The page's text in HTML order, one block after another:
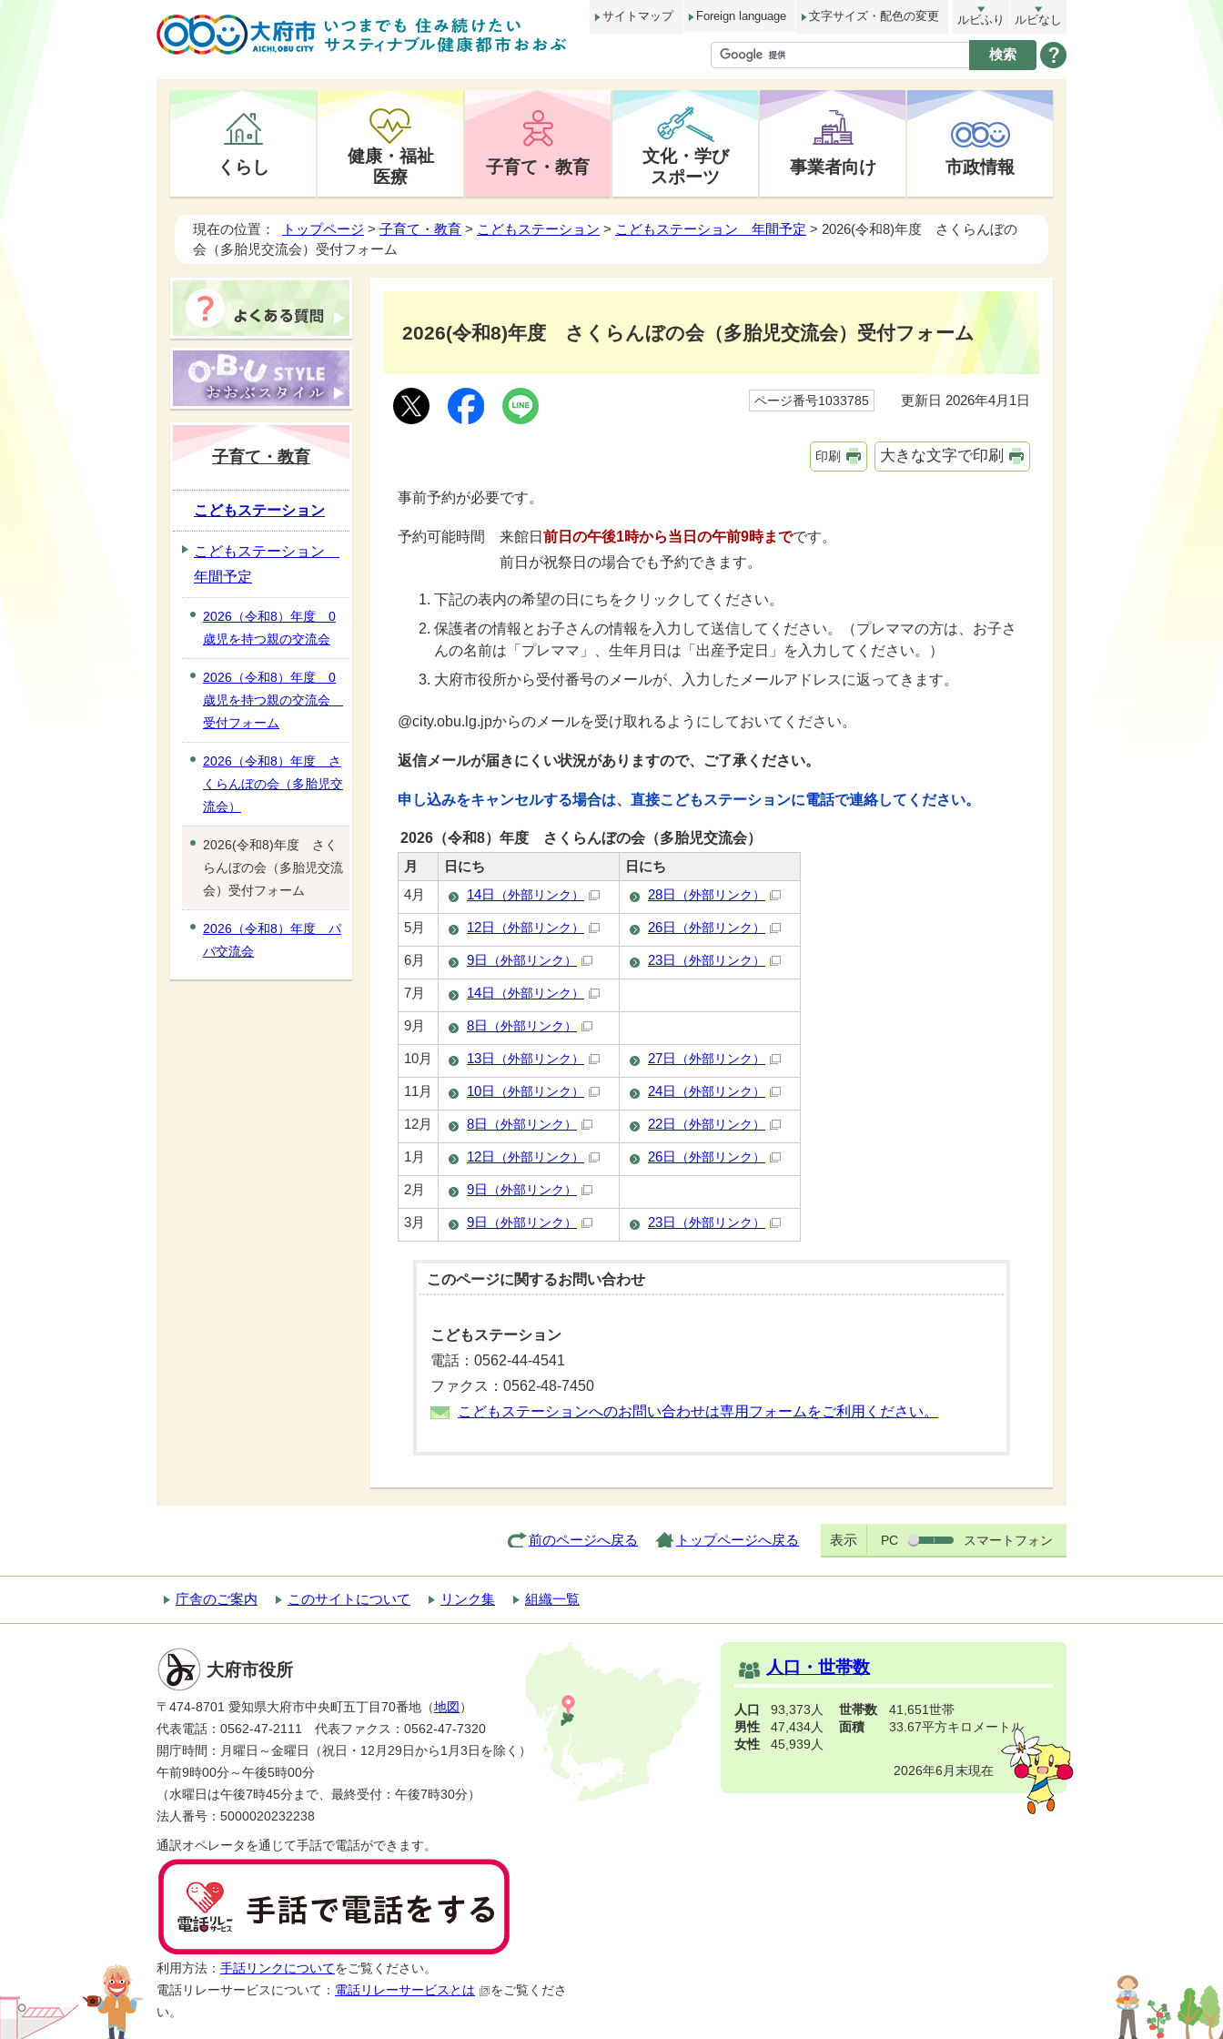
サイトマップ Foreign language 文字サイズ・配色の変更 ルビふり ルビなし
くらし
健康・福祉
医療
子育て・教育
文化・学び
スポーツ
事業者向け 市政情報
現在の位置： トップページ > 子育て・教育 > こどもステーション > こどもステーション 年間予定 > 2026(令和8)年度 さくらんぼの
会（多胎児交流会）受付フォーム
2026(令和8)年度 さくらんぼの会（多胎児交流会）受付フォーム
ページ番号1033785 更新日 2026年4月1日
印刷 大きな文字で印刷
事前予約が必要です。
予約可能時間 来館日 前日の午後1時から当日の午前9時までです。
前日が祝祭日の場合でも予約できます。
下記の表内の希望の日にちをクリックしてください。
保護者の情報とお子さんの情報を入力して送信してください。（プレママの方は、お子さ
んの名前は「プレママ」、生年月日は「出産予定日」を入力してください。）
大府市役所から受付番号のメールが、入力したメールアドレスに返ってきます。
@city.obu.lg.jpからのメールを受け取れるようにしておいてください。
返信メールが届きにくい状況がありますので、ご了承ください。
申し込みをキャンセルする場合は、直接こどもステーションに電話で連絡してください。
2026（令和8）年度 さくらんぼの会（多胎児交流会）
月
日にち
日にち
4月
14日 （外部リンク） 28日 （外部リンク）
5月 12日 （外部リンク） 26日 （外部リンク）
6月 9日 （外部リンク） 23日 （外部リンク）
7月 14日 （外部リンク）
9月 8日 （外部リンク）
10月 13日 （外部リンク） 27日 （外部リンク）
11月 10日 （外部リンク） 24日 （外部リンク）
12月 8日 （外部リンク） 22日 （外部リンク）
1月 12日 （外部リンク） 26日 （外部リンク）
2月 9日 （外部リンク）
3月 9日 （外部リンク） 23日 （外部リンク）
このページに関するお問い合わせ
こどもステーション
電話：0562-44-4541
ファクス：0562-48-7450
こどもステーションへのお問い合わせは専用フォームをご利用ください。
子育て・教育
こどもステーション
こどもステーション
年間予定
2026（令和8）年度 0
歳児を持つ親の交流会
2026（令和8）年度 0
歳児を持つ親の交流会
受付フォーム
2026（令和8）年度 さ
くらんぼの会（多胎児交
流会）
2026(令和8)年度 さく
らんぼの会（多胎児交流
会）受付フォーム
2026（令和8）年度 パ
パ交流会
前のページへ戻る トップページへ戻る 表示 PC スマートフォン
庁舎のご案内 このサイトについて リンク集 組織一覧
大府市役所
〒474-8701 愛知県大府市中央町五丁目70番地（地図 ）
代表電話：0562-47-2111 代表ファクス：0562-47-7320
開庁時間：月曜日～金曜日（祝日・12月29日から1月3日を除く）
午前9時00分～午後5時00分
（水曜日は午後7時45分まで、最終受付：午後7時30分）
法人番号：5000020232238
通訳オペレータを通じて手話で電話ができます。
利用方法： 手話リンクについてをご覧ください。
電話リレーサービスについて： 電話リレーサービスとは
をご覧くださ
い。
人口・世帯数
人口
93,373人
男性
47,434人
女性
45,939人
世帯数
41,651世帯
面積
33.67平方キロメートル
2026年6月末現在